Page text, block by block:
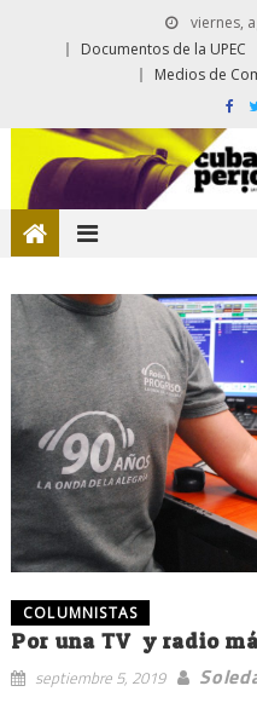
viernes,
Documentos de la UPEC
Medios de
COLUMNISTAS
Por una TV y radio
septiembre 5, 2019